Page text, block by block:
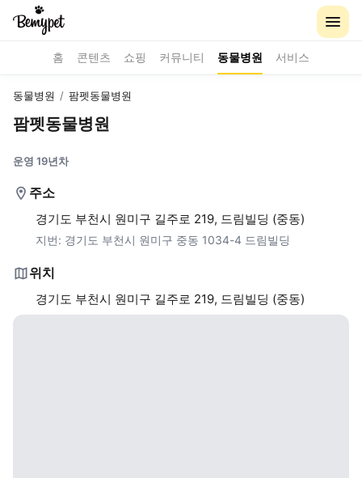
홈 콘텐츠 쇼핑 커뮤니티 동물병원 서비스
동물병원 / 팜펫동물병원
팜펫동물병원
운영 19년차
주소
경기도 부천시 원미구 길주로 219, 드림빌딩 (중동)
지번: 경기도 부천시 원미구 중동 1034-4 드림빌딩
위치
경기도 부천시 원미구 길주로 219, 드림빌딩 (중동)